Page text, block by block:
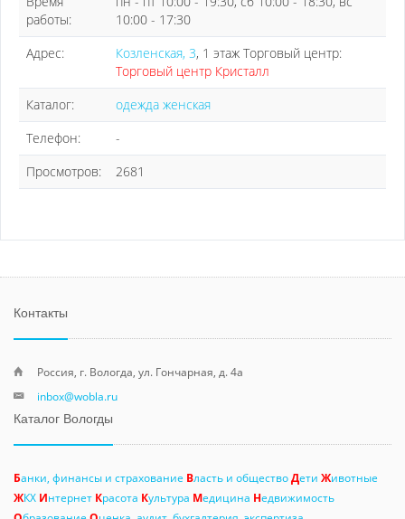
работы:
10:00 - 17:30
Адрес:
Козленская, 3, 1 этаж Торговый центр:
Торговый центр Кристалл
Каталог:
одежда женская
Телефон:
-
Просмотров:
2681
Контакты
Россия, г. Вологда, ул. Гончарная, д. 4а
inbox@wobla.ru
Каталог Вологды
Банки, финансы и страхование Власть и обществоДети Животные
ЖКХ Интернет Красота Культура Медицина Недвижимость